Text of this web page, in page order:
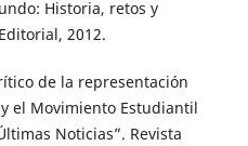
Historia, retos y
2012.
de la representación
el Movimiento Estudiantil
Noticias”. Revista